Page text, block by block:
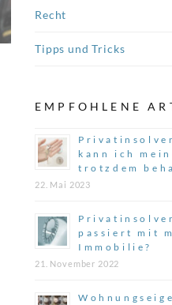
Recht
Tipps und Tricks
EMPFOHLENE
kann ich
trotzdem
22. Mai 2023
passiert mit
Immobilie?
21. November 2022